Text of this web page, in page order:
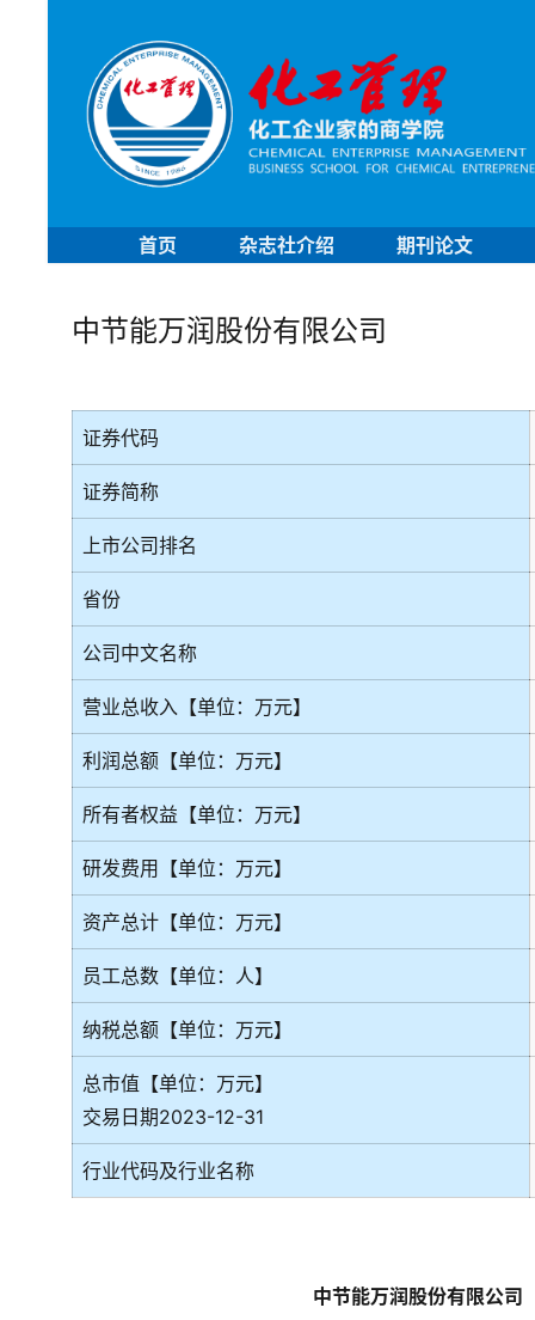
首页 杂志社介绍 期刊论文
中节能万润股份有限公司
证券代码
证券简称
上市公司排名
省份
公司中文名称
营业总收入【单位：万元】
利润总额【单位：万元】
所有者权益【单位：万元】
研发费用【单位：万元】
资产总计【单位：万元】
员工总数【单位：人】
纳税总额【单位：万元】
总市值【单位：万元】
交易日期2023-12-31
行业代码及行业名称
中节能万润股份有限公司